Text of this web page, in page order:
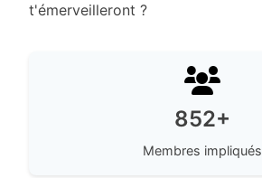
t'émerveilleront ?
852+
Membres impliqués